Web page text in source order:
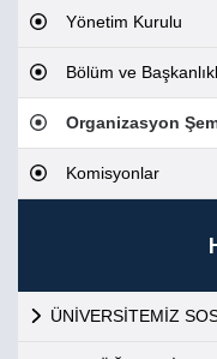
Yönetim Kurulu
Bölüm ve
Organizasyon
Komisyonlar
ÜNİVERSİTEMİZ